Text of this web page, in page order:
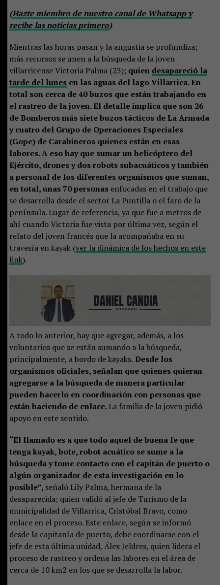
(Hazte miembro de nuestro canal de Whatsapp y
recibe las noticias primero)
Mientras las horas pasan y la angustia se profundiza;
más recursos se unen a la búsqueda de la joven
villarricense Victoria Palma (23); quien desapareció la
tarde del lunesen las aguas del lago Villarrica. En
total son cerca de 40 buzos que están trabajando en
el rastreo de la joven. El detalle implica que son 26
de Bomberos más siete buzos tácticos de La Armada
y cuatro del Grupo de Operaciones Especiales
(Gope) de Carabineros quienes están en esas
labores. A eso hay que sumar un helicóptero del
Ejército, drones y dos robots subacuáticos y también
a personal de los diferentes organismos que suman,
en total, unas 70 personasenfocadas en el trabajo que
se desarrolla desde el sector La Puntilla o el faro de la
península. Lugar de referencia, ya que fue a metros de
ahí cuando Victoria fue vista por última vez, según el
relato del joven francés que la acompañaba en su
travesía en kayak (ver la dinámica de los hechos en este
link).
A todo lo anterior, hay que agregar, además, a los
voluntarios que se están sumando a la búsqueda,
principalmente, a bordo de kayaks. Desde los
organismos oficiales, señalan que quienes quieran
agregarse a la búsqueda de manera particular
pueden hacerlo en coordinación con personas que
están haciendo de enlace.La familia de la joven pidió
apoyo en este sentido.
“El llamado es a que todo aquel de buena fe que
tenga kayak, bote, robot acuático se sume a la
búsqueda y tome contacto con el capitán de puerto o
algún organizador de esta investigación en lo
posible”, señaló Lily Palma, hermana de la
desaparecida; quien validó al jefe de Turismo de la
municipalidad de Villarrica, Cristóbal Bravo, como
enlace en el proceso. Este enlace, según se informó
desde la capitanía de puerto, debe coordinarse con el
jefe de esta última unidad, Álex Jeldres, quien lidera el
proceso de rastreo y ordena las labores en el área de
cerca de 10 km2 en los que se desarrolla la labor.